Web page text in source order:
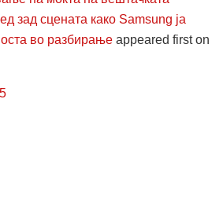
зад сцената како Samsung ја
во разбирање appeared first on